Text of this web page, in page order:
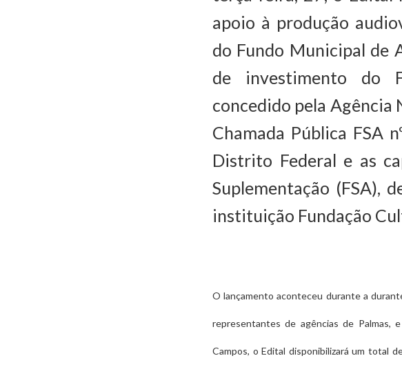
apoio à produção
do Fundo Municipal de
de investimento do
concedido pela Agência
Chamada Pública FSA
Distrito Federal e as
Suplementação (FSA),
instituição Fundação
O lançamento aconteceu durante a
representantes de agências de Palmas,
Campos, o Edital disponibilizará um total